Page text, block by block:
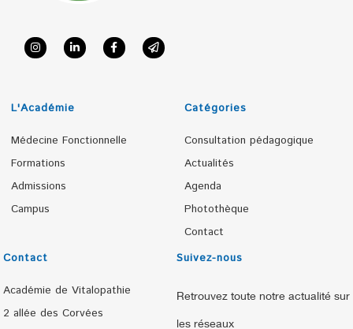
L'Académie
Médecine Fonctionnelle
Formations
Admissions
Campus
Catégories
Consultation pédagogique
Actualités
Agenda
Photothèque
Contact
Contact
Académie de Vitalopathie
2 allée des Corvées
Suivez-nous
Retrouvez toute notre actualité sur
les réseaux